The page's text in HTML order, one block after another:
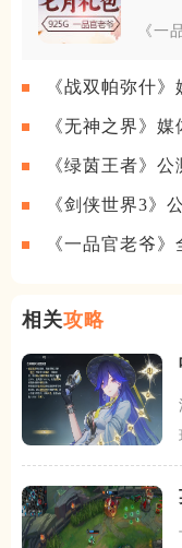
《一
《战双帕弥什
《无神之界》媒
《绿茵王者》公
《剑侠世界3》
《一品官老爷
相关攻略